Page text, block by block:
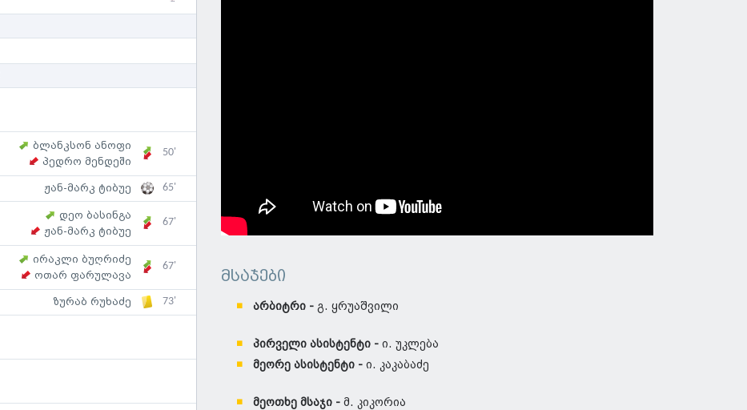
ბლანკსონ ანოფი
პედრო მენდეში
50'
ჟან-მარკ ტიბუე 65'
დეო ბასინგა
ჟან-მარკ ტიბუე
67'
ირაკლი ბუღრიძე
ოთარ ფარულავა
67'
ზურაბ რუხაძე 73'
მსაჯები
არბიტრი - გ. ყრუაშვილი
პირველი ასისტენტი - ი. უკლება
მეორე ასისტენტი - ი. კაკაბაძე
მეოთხე მსაჯი - მ. კიკორია